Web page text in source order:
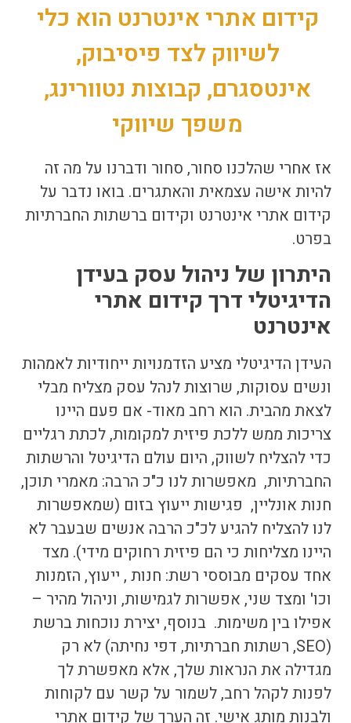
קידום אתרי אינטרנט הוא כלי
לשיווק לצד פיסיבוק,
אינטסגרם, קבוצות נטוורינג,
משפך שיווקי
אז אחרי שהלכנו סחור, סחור ודברנו על מה זה
להיות אישה עצמאית והאתגרים. בואו נדבר על
קידום אתרי אינטרנט וקידום ברשתות החברתיות
בפרט.
היתרון של ניהול עסק בעידן
הדיגיטלי דרך קידום אתרי
אינטרנט
העידן הדיגיטלי מציע הזדמנויות ייחודיות לאמהות
ונשים עסוקות, שרוצות לנהל עסק מצליח מבלי
לצאת מהבית. הוא רחב מאוד- אם פעם היינו
צריכות ממש ללכת פיזית למקומות, לכתת רגליים
כדי להצליח לשווק, היום עולם הדיגיטל והרשתות
החברתיות, מאפשרות לנו כ"כ הרבה: מאמרי תוכן,
חנות אונליין, פגישות ייעוץ בזום (שמאפשרות
לנו להצליח להגיע לכ"כ הרבה אנשים שבעבר לא
היינו מצליחות כי הם פיזית רחוקים מידי). מצד
אחד עסקים מבוססי רשת: חנות , ייעוץ, הזמנות
וכו' ומצד שני, אפשרות לגמישות, וניהול מהיר –
אפילו בין משימות. בנוסף, יצירת נוכחות ברשת
(SEO, רשתות חברתיות, דפי נחיתה) לא רק
מגדילה את הנראות שלך, אלא מאפשרת לך
לפנות לקהל רחב, לשמור על קשר עם לקוחות
ולבנות מותג אישי. זה הערך של קידום אתרי